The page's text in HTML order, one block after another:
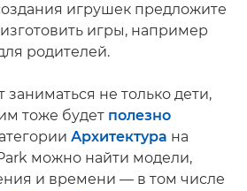
игрушек предложите
игры, например
родителей.
заниматься не только дети,
тоже будет полезно
Архитектура на
можно найти модели,
и времени — в том числе